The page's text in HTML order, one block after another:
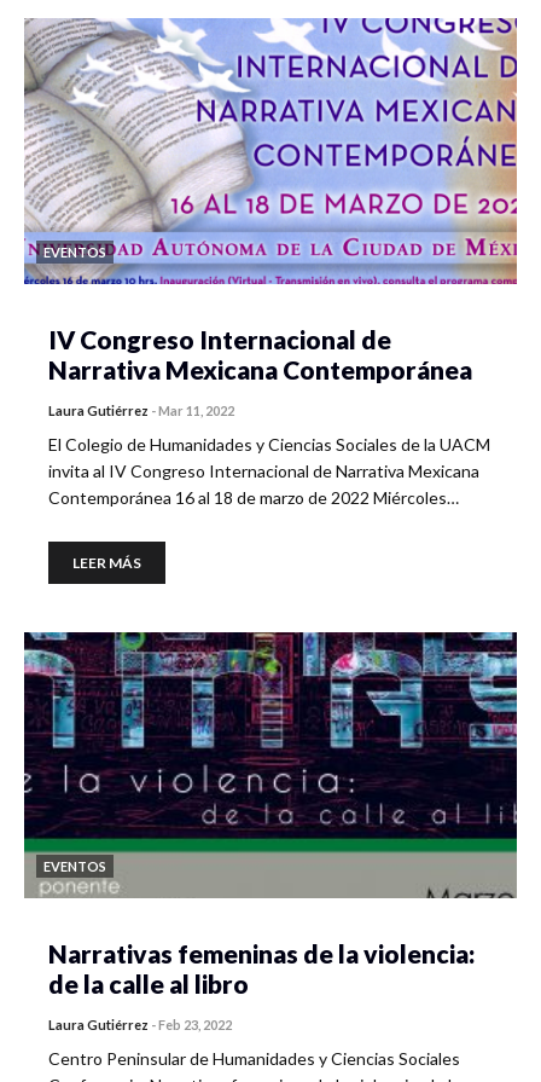
EVENTOS
IV Congreso Internacional de
Narrativa Mexicana Contemporánea
Laura Gutiérrez -Mar 11, 2022
El Colegio de Humanidades y Ciencias Sociales de la UACM
invita al IV Congreso Internacional de Narrativa Mexicana
Contemporánea 16 al 18 de marzo de 2022 Miércoles…
LEER MÁS
EVENTOS
Narrativas femeninas de la violencia:
de la calle al libro
Laura Gutiérrez -Feb 23, 2022
Centro Peninsular de Humanidades y Ciencias Sociales